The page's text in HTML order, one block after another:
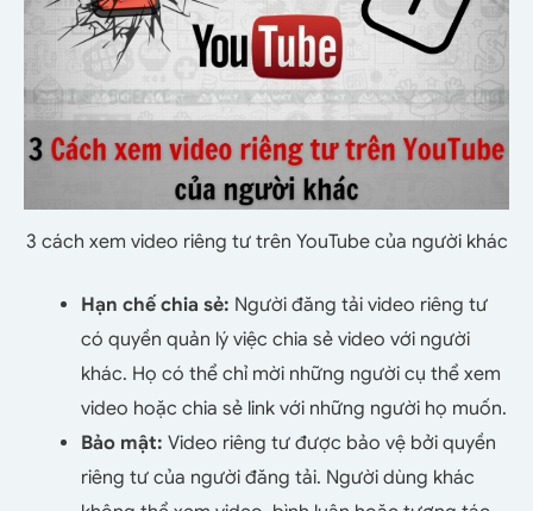
3 cách xem video riêng tư trên YouTube của người khác
Hạn chế chia sẻ: Người đăng tải video riêng tư
có quyền quản lý việc chia sẻ video với người
khác. Họ có thể chỉ mời những người cụ thể xem
video hoặc chia sẻ link với những người họ muốn.
Bảo mật: Video riêng tư được bảo vệ bởi quyền
riêng tư của người đăng tải. Người dùng khác